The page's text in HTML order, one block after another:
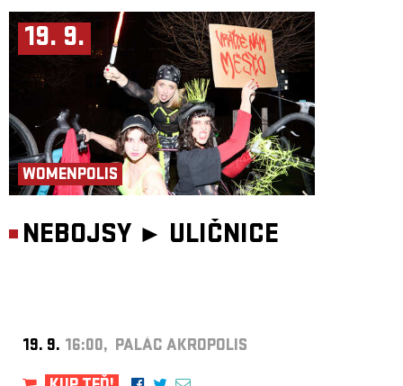
19. 9.
WOMENPOLIS
NEBOJSY ► ULIČNICE
19. 9. 16:00, PALÁC AKROPOLIS